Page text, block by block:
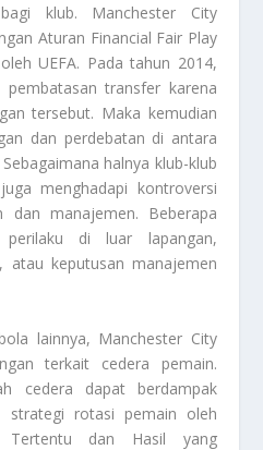
klub. Manchester City
Aturan Financial Fair Play
UEFA. Pada tahun 2014,
transfer karena
tersebut. Maka kemudian
dan perdebatan di antara
halnya klub-klub
menghadapi kontroversi
dan manajemen. Beberapa
perilaku di luar lapangan,
atau keputusan manajemen
lainnya, Manchester City
terkait cedera pemain.
cedera dapat berdampak
rotasi pemain oleh
Tertentu dan Hasil yang